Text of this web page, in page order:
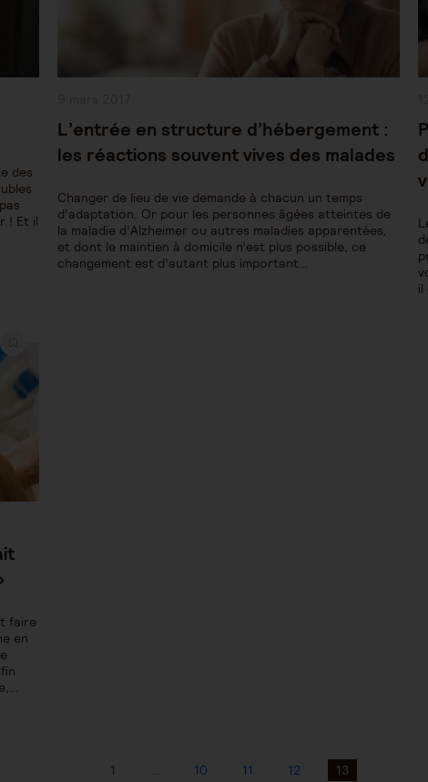
des
! Et il
L’entrée en structure d’hébergement :
les réactions souvent vives des malades
Changer de lieu de vie demande à chacun un temps
d’adaptation. Or pour les personnes âgées atteintes de
la maladie d’Alzheimer ou autres maladies apparentées,
et dont le maintien à domicile n’est plus possible, ce
changement est d’autant plus important…
il
faire
en
1 … 10 11 12 13